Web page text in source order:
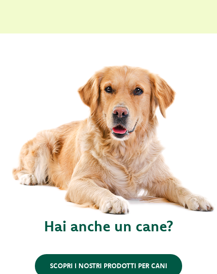
Hai anche un cane?
SCOPRI I NOSTRI PRODOTTI PER CANI